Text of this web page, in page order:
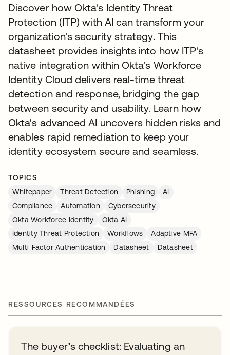
Discover how Okta's Identity Threat
Protection (ITP) with AI can transform your
organization's security strategy. This
datasheet provides insights into how ITP's
native integration within Okta's Workforce
Identity Cloud delivers real-time threat
detection and response, bridging the gap
between security and usability. Learn how
Okta's advanced AI uncovers hidden risks and
enables rapid remediation to keep your
identity ecosystem secure and seamless.
TOPICS
Whitepaper
Threat Detection Phishing
AI
Compliance
Automation
Cybersecurity
Okta Workforce Identity
Okta AI
Identity Threat Protection
Workflows
Adaptive MFA
Multi-Factor Authentication
Datasheet Datasheet
RESSOURCES RECOMMANDÉES
The buyer’s checklist: Evaluating an